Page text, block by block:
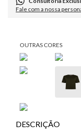
Fale com a nossa
DESCRIÇÃO